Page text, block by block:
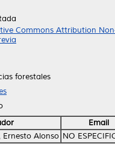
Commons Attribution
forestales
Email
Ernesto Alonso NO